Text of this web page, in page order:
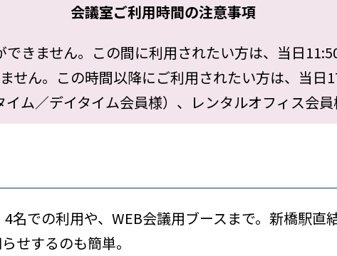
会議室ご利用時間の注意事項
きません。この間に利用されたい方は、当日
ん。この時間以降にご利用されたい方は、当日
ム／デイタイム会員様）、レンタルオフィス会員
名での利用や、WEB会議用ブースまで。新橋駅直
せするのも簡単。